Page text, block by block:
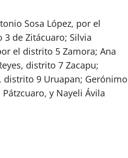
Sosa López, por el
de Zitácuaro; Silvia
el distrito 5 Zamora; Ana
distrito 7 Zacapu;
distrito 9 Uruapan; Gerónimo
y Nayeli Ávila